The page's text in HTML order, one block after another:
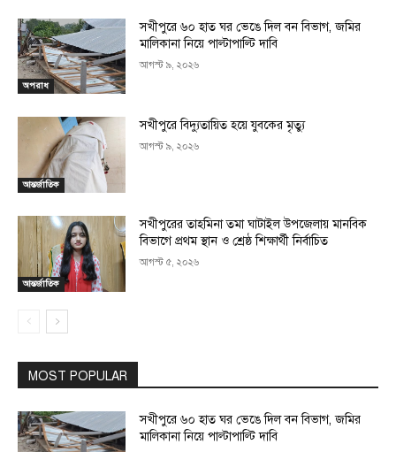
অপরাধ
সখীপুরে ৬০ হাত ঘর ভেঙে দিল বন বিভাগ, জমির
মালিকানা নিয়ে পাল্টাপাল্টি দাবি
আগস্ট ৯, ২০২৬
আন্তর্জাতিক
সখীপুরে বিদ্যুতায়িত হয়ে যুবকের মৃত্যু
আগস্ট ৯, ২০২৬
আন্তর্জাতিক
সখীপুরের তাহমিনা তমা ঘাটাইল উপজেলায় মানবিক
বিভাগে প্রথম স্থান ও শ্রেষ্ঠ শিক্ষার্থী নির্বাচিত
আগস্ট ৫, ২০২৬
MOST POPULAR
সখীপুরে ৬০ হাত ঘর ভেঙে দিল বন বিভাগ, জমির
মালিকানা নিয়ে পাল্টাপাল্টি দাবি